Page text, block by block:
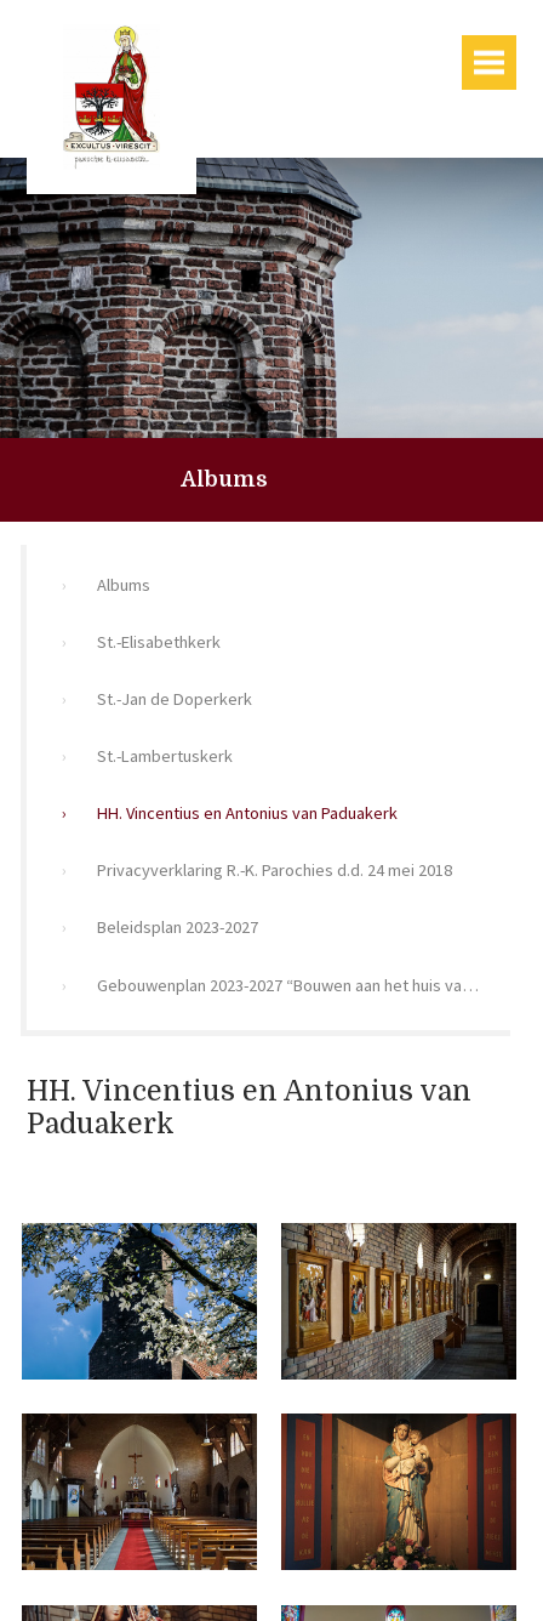
Albums
Albums
St.-Elisabethkerk
St.-Jan de Doperkerk
St.-Lambertuskerk
HH. Vincentius en Antonius van Paduakerk
Privacyverklaring R.-K. Parochies d.d. 24 mei 2018
Beleidsplan 2023-2027
Gebouwenplan 2023-2027 “Bouwen aan het huis van de Heer”
HH. Vincentius en Antonius van
Paduakerk